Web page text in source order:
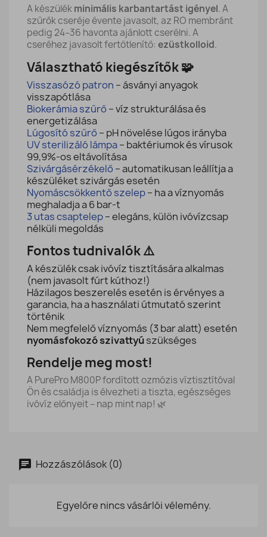
A készülékminimális karbantartást igényel. A
szűrők cseréje évente javasolt, az RO membránt
pedig 24–36 havonta ajánlott cserélni. A
cseréhez javasolt fertőtlenítő: ezüstkolloid.
Választható kiegészítők 🧩
Visszasózó patron – ásványi anyagok
visszapótlása
Biokerámia szűrő – víz strukturálása és
energetizálása
Lúgosító szűrő – pH növelése lúgos irányba
UV sterilizáló lámpa– baktériumok és vírusok
99,9%-os eltávolítása
Szivárgásérzékelő – automatikusan leállítja a
készüléket szivárgás esetén
Nyomáscsökkentő szelep– ha a víznyomás
meghaladja a 6 bar-t
3 utas csaptelep– elegáns, külön ivóvízcsap
nélküli megoldás
Fontos tudnivalók ⚠️
A készülék csak ivóvíz tisztítására alkalmas
(nem javasolt fúrt kúthoz!)
Házilagos beszerelés esetén is érvényes a
garancia, ha a használati útmutató szerint
történik
Nem megfelelő víznyomás (3 bar alatt) esetén
nyomásfokozó szivattyúszükséges
Rendelje meg most!
A PurePro M800P fordított ozmózis víztisztítóval
Ön és családja is élvezheti a tiszta, egészséges
ivóvíz előnyeit – nap mint nap! 🌿
Hozzászólások (0)
Egyelőre nincs vásárlói vélemény.